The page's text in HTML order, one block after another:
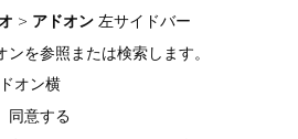
> アドオン 左サイドバー
を参照または検索します。
オン横
同意する